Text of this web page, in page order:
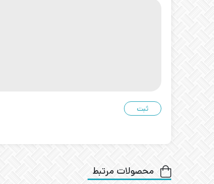
محصولات مرتبط